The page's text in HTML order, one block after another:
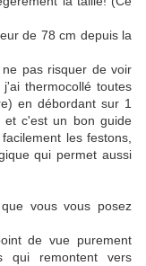
de 78 cm depuis la
ne pas risquer de voir
thermocollé toutes
en débordant sur 1
et c'est un bon guide
les festons,
qui permet aussi
vous vous posez
de vue purement
qui remontent vers